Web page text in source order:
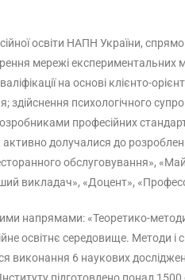
освіти НАПН України,
мережі експериментальних
на основі клієнто-
здійснення психологічного
професійних
активно долучалися до
обслуговування»,
викладач», «Доцент»,
напрямами: «Теоретико-
освітнє середовище. Методи і
виконання 6 наукових